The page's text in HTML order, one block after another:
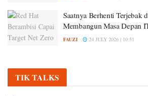
Saatnya Berhenti Terjebak
Membangun Masa Depan
FAUZI 24 JULY 2026 | 10:51
TIK TALKS